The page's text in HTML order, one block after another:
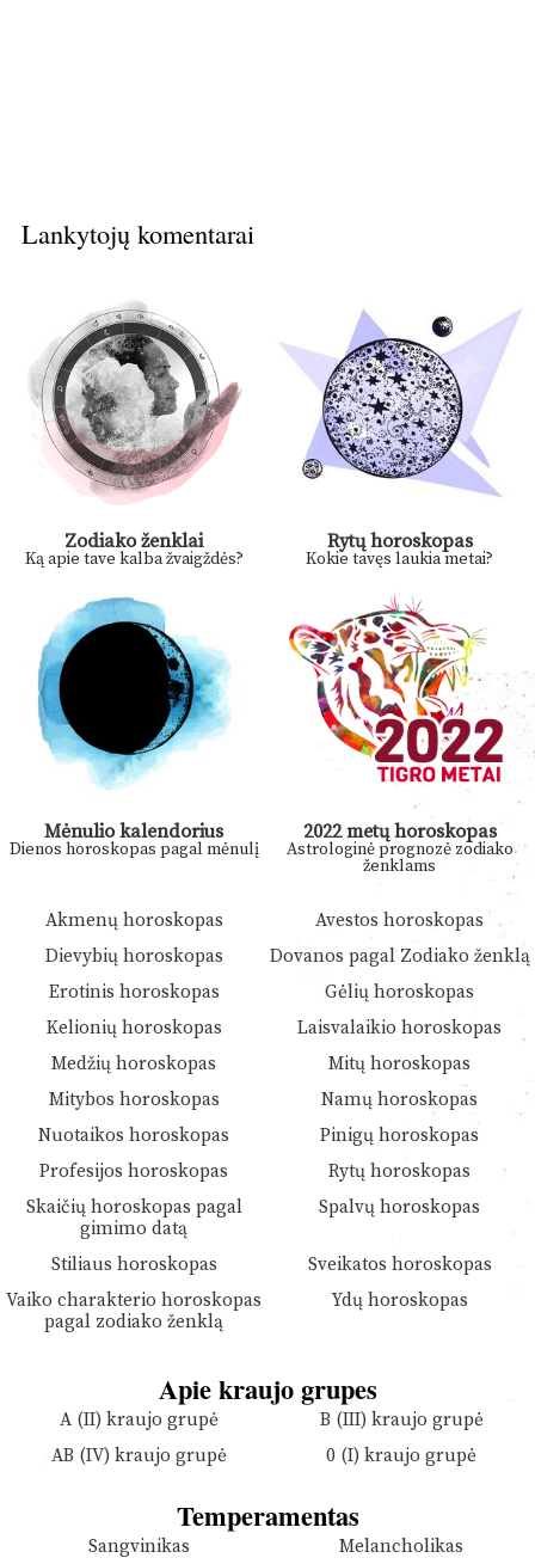
Lankytojų komentarai
Zodiako ženklai
Ką apie tave kalba žvaigždės?
Rytų horoskopas
Kokie tavęs laukia metai?
Mėnulio kalendorius
Dienos horoskopas pagal mėnulį
2022 metų horoskopas
Astrologinė prognozė zodiako
ženklams
Akmenų horoskopas
Avestos horoskopas
Dievybių horoskopas
Dovanos pagal Zodiako ženklą
Erotinis horoskopas
Gėlių horoskopas
Kelionių horoskopas
Laisvalaikio horoskopas
Medžių horoskopas
Mitų horoskopas
Mitybos horoskopas
Namų horoskopas
Nuotaikos horoskopas
Pinigų horoskopas
Profesijos horoskopas
Rytų horoskopas
Skaičių horoskopas pagal
gimimo datą
Spalvų horoskopas
Stiliaus horoskopas
Sveikatos horoskopas
Vaiko charakterio horoskopas
pagal zodiako ženklą
Ydų horoskopas
Apie kraujo grupes
A (II) kraujo grupė
B (III) kraujo grupė
AB (IV) kraujo grupė
0 (I) kraujo grupė
Temperamentas
Sangvinikas
Melancholikas